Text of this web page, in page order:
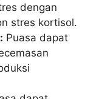
dengan
stres kortisol.
Puasa dapat